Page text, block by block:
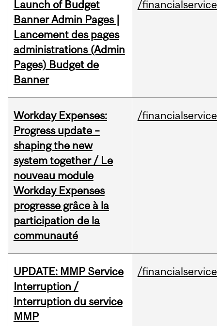
Launch of Budget
Banner Admin Pages |
Lancement des pages
administrations (Admin
Pages) Budget de
Banner
/
Workday Expenses:
Progress update –
shaping the new
system together / Le
nouveau module
Workday Expenses
progresse grâce à la
participation de la
communauté
/
UPDATE: MMP Service
Interruption /
Interruption du service
MMP
/